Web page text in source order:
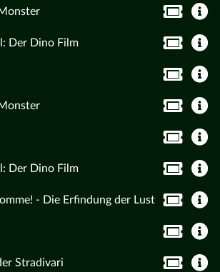
Der Dino Film
Der Dino Film
- Die Erfindung der Lust
Stradivari